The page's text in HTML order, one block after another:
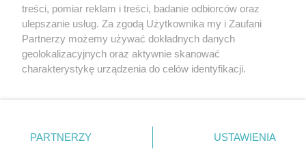
treści, pomiar reklam i treści, badanie odbiorców oraz
ulepszanie usług. Za zgodą Użytkownika my i Zaufani
Partnerzy możemy używać dokładnych danych
geolokalizacyjnych oraz aktywnie skanować
charakterystykę urządzenia do celów identyfikacji.
zmienić/wycofać klikając przycisk ustawień prywatności
znajdujący się w lewym dolnym rogu strony
PARTNERZY USTAWIENIA